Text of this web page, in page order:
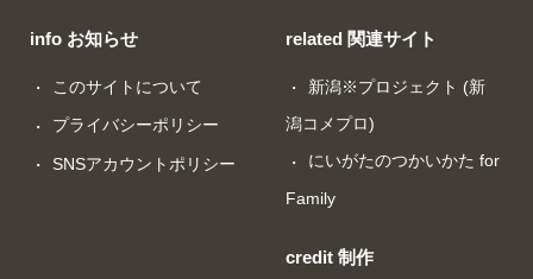
info お知らせ
このサイトについて
プライバシーポリシー
SNSアカウントポリシー
related 関連サイト
新潟※プロジェクト (新
潟コメプロ)
にいがたのつかいかた for
Family
credit 制作